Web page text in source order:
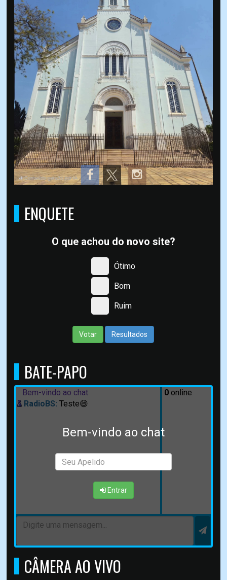
ENQUETE
O que achou do novo site?
Ótimo
Bom
Ruim
Votar Resultados
BATE-PAPO
Bem-vindo ao chat
Entrar
Bem-vindo ao chat
RadioBS: Teste😄
0online
CÂMERA AO VIVO